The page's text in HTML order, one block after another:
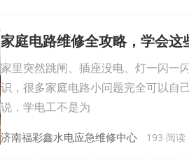
家庭电路维修全攻略，学会这
家里突然跳闸、插座没电、灯一闪一
识，很多家庭电路小问题完全可以自
说，学电工不是为
济南福彩鑫水电应急维修中心 193 阅